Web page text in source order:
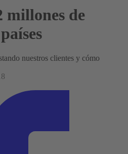
millones de
nuestros clientes y cómo